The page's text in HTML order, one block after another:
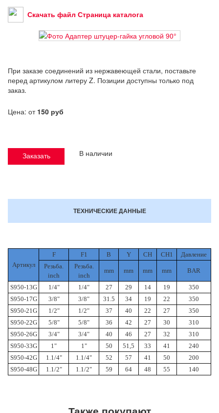
Скачать файл Страница каталога
При заказе соединений из нержавеющей стали, поставьте
перед артикулом литеру Z. Позиции доступны только под
заказ.
Цена: от 150 руб
Заказать В наличии
ТЕХНИЧЕСКИЕ ДАННЫЕ
Артикул
F F1 B Y CH CH1
Давление
Резьба.
inch
Резьба.
inch
mm mm mm mm BAR
S950-13G 1/4" 1/4" 27 29 14 19
350
S950-17G
3/8" 3/8" 31.5 34 19 22
350
S950-21G
1/2" 1/2" 37 40 22 27
350
S950-22G
5/8" 5/8" 36 42 27 30
310
S950-26G
3/4" 3/4" 40 46 27 32
310
S950-33G
1" 1" 50 51,5 33 41
240
S950-42G
1.1/4" 1.1/4" 52 57 41 50
200
S950-48G
1.1/2" 1.1/2" 59 64 48 55 140